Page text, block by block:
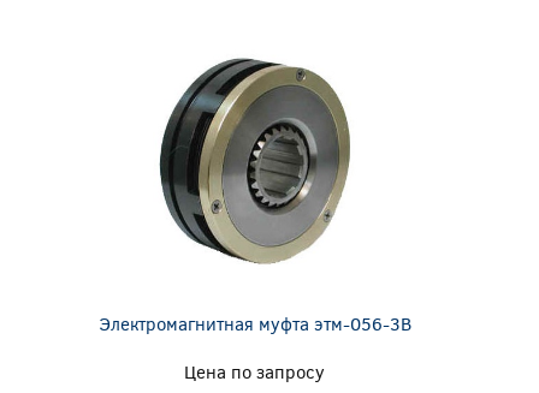
Электромагнитная муфта этм-056-3В
Цена по запросу